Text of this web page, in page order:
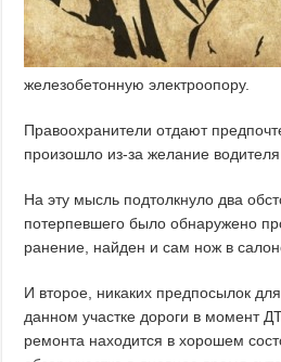
железобетонную электроопору.
Правоохранители отдают
произошло из-за желание водителя
На эту мысль подтолкнуло два
потерпевшего было обнаружено
ранение, найден и сам нож в
И второе, никаких предпосылок
данном участке дороги в момент
ремонта находится в хорошем